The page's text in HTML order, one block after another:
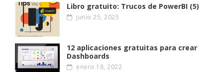
Libro gratuito: Trucos de PowerBI (5)
junio 25, 2025
12 aplicaciones gratuitas para crear
Dashboards
enero 18, 2022